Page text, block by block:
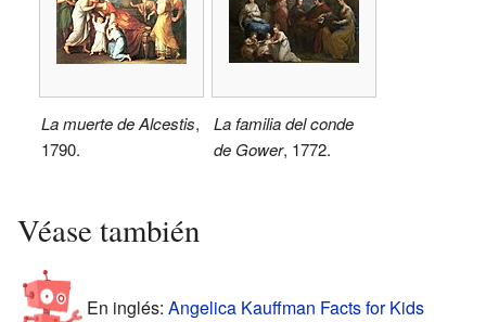
La muerte de Alcestis,
1790.
La familia del conde
de Gower, 1772.
Véase también
En inglés: Angelica Kauffman Facts for Kids